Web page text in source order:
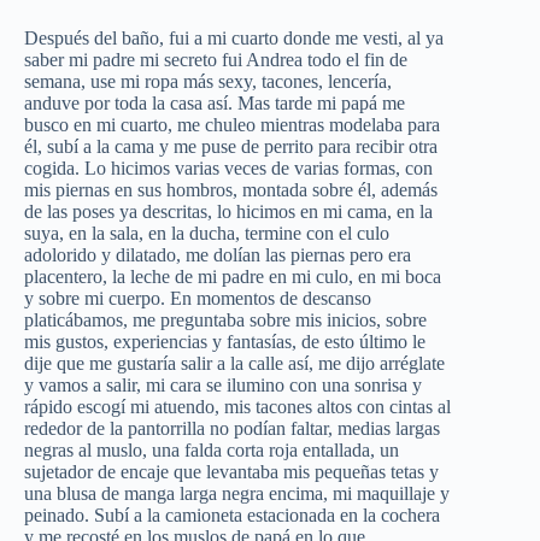
Después del baño, fui a mi cuarto donde me vesti, al ya
saber mi padre mi secreto fui Andrea todo el fin de
semana, use mi ropa más sexy, tacones, lencería,
anduve por toda la casa así. Mas tarde mi papá me
busco en mi cuarto, me chuleo mientras modelaba para
él, subí a la cama y me puse de perrito para recibir otra
cogida. Lo hicimos varias veces de varias formas, con
mis piernas en sus hombros, montada sobre él, además
de las poses ya descritas, lo hicimos en mi cama, en la
suya, en la sala, en la ducha, termine con el culo
adolorido y dilatado, me dolían las piernas pero era
placentero, la leche de mi padre en mi culo, en mi boca
y sobre mi cuerpo. En momentos de descanso
platicábamos, me preguntaba sobre mis inicios, sobre
mis gustos, experiencias y fantasías, de esto último le
dije que me gustaría salir a la calle así, me dijo arréglate
y vamos a salir, mi cara se ilumino con una sonrisa y
rápido escogí mi atuendo, mis tacones altos con cintas al
rededor de la pantorrilla no podían faltar, medias largas
negras al muslo, una falda corta roja entallada, un
sujetador de encaje que levantaba mis pequeñas tetas y
una blusa de manga larga negra encima, mi maquillaje y
peinado. Subí a la camioneta estacionada en la cochera